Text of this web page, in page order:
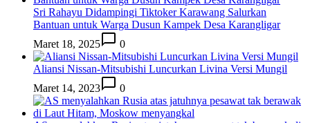
Sri Rahayu Didampingi Tiktoker Karawang Salurkan
Bantuan untuk Warga Dusun Kampek Desa Karangligar
Maret 18, 2025
0
Aliansi Nissan-Mitsubishi Luncurkan Livina Versi Mungil
Maret 14, 2023
0